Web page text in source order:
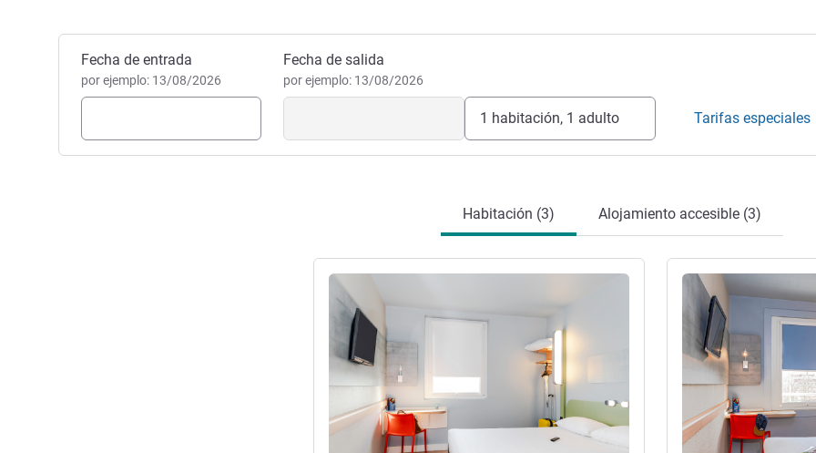
bienvenida.
Gwladys POLEON, Gestión hotelera
Reservar este hotel
Fecha de entrada
por ejemplo: 13/08/2026
Fecha de salida
por ejemplo: 13/08/2026
1 habitación, 1 adulto Tarifas especiales
Habitación (3) Alojamiento accesible (3)
Más información Más información